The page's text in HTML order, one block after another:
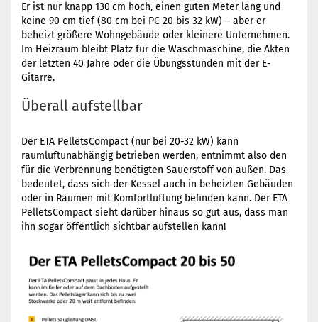
Er ist nur knapp 130 cm hoch, einen guten Meter lang und
keine 90 cm tief (80 cm bei PC 20 bis 32 kW) – aber er
beheizt größere Wohngebäude oder kleinere Unternehmen.
Im Heizraum bleibt Platz für die Waschmaschine, die Akten
der letzten 40 Jahre oder die Übungsstunden mit der E-
Gitarre.
Überall aufstellbar
Der ETA PelletsCompact (nur bei 20-32 kW) kann
raumluftunabhängig betrieben werden, entnimmt also den
für die Verbrennung benötigten Sauerstoff von außen. Das
bedeutet, dass sich der Kessel auch in beheizten Gebäuden
oder in Räumen mit Komfortlüftung befinden kann. Der ETA
PelletsCompact sieht darüber hinaus so gut aus, dass man
ihn sogar öffentlich sichtbar aufstellen kann!